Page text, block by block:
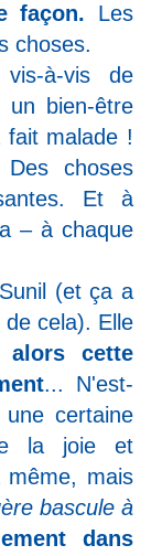
façon. Les
choses.
à-vis de
un bien-être
malade !
choses
Et à
– à chaque
(et ça a
cela). Elle
alors cette
... N'est-
certaine
la joie et
même, mais
bascule à
dans